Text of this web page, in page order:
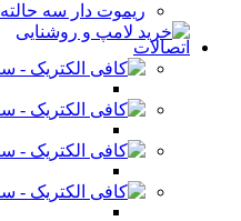
ریموت دار سه حالته
اتصالات